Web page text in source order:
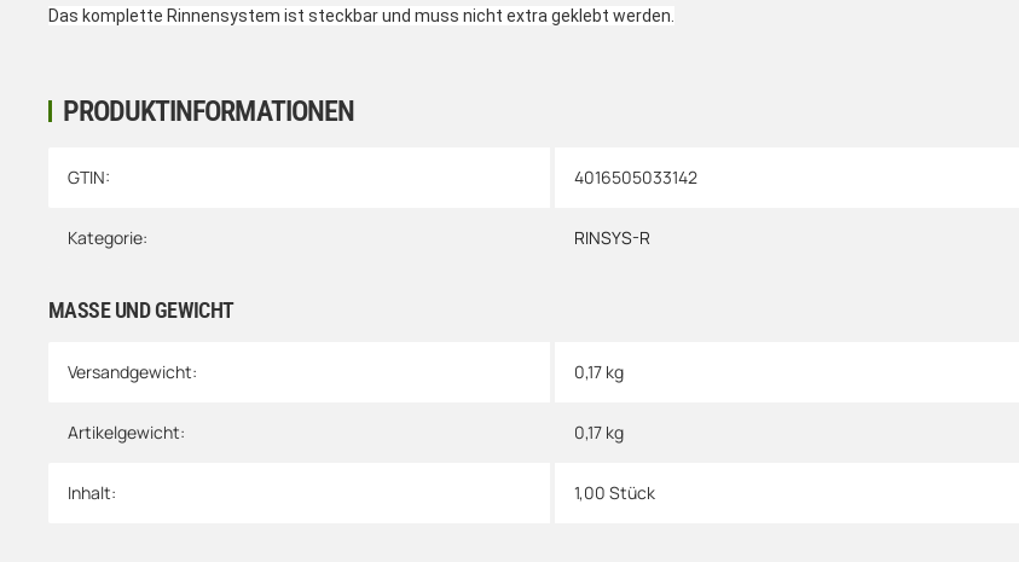
PRODUKTINFORMATIONEN
Produkteigenschaft
Wert
GTIN: 4016505033142
Kategorie: RINSYS-R
MASSE UND GEWICHT
Versandgewicht: 0,17 kg
Artikelgewicht: 0,17 kg
Inhalt: 1,00 Stück
Das komplette Rinnensystem ist steckbar und muss nicht extra geklebt werden.